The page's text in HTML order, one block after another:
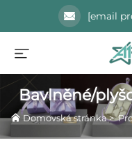
[email
Bavlněné/
Domovská stránka>